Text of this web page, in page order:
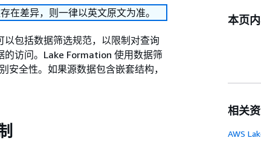
在差异，则一律以英文原文为准。
包括数据筛选规范，以限制对查询
访问。Lake Formation 使用数据筛
全性。如果源数据包含嵌套结构，
本页
相关
AWS